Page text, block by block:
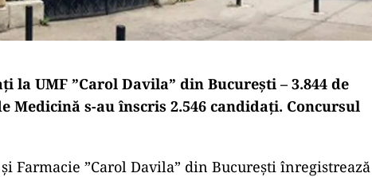
la UMF ”Carol Davila” din Bucureşti – 3.844 de
Medicină s-au înscris 2.546 candidați. Concursul
Farmacie ”Carol Davila” din Bucureşti înregistrează